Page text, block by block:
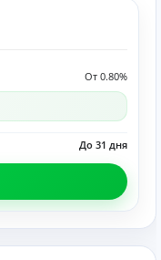
От 0.80%
До 31 дня